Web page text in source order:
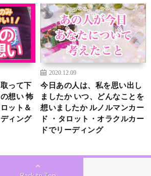
って下
想い 怖
ット＆
ィング
2020.12.09
今日あの人は、私を思い出し
ましたか いつ、どんなことを
想いましたか ルノルマンカー
ド ・タロット・オラクルカー
ドでリーディング